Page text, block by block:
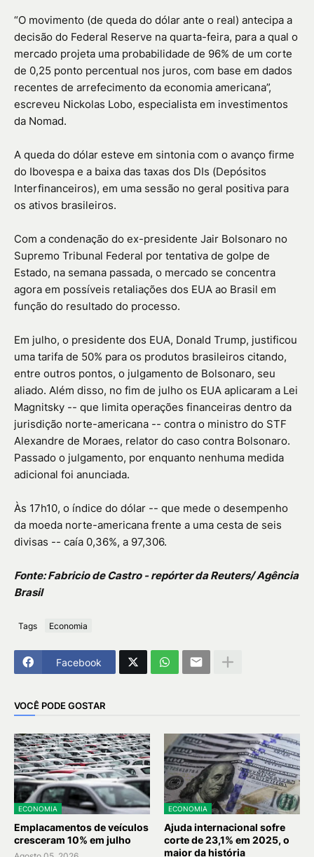
“O movimento (de queda do dólar ante o real) antecipa a
decisão do Federal Reserve na quarta-feira, para a qual o
mercado projeta uma probabilidade de 96% de um corte
de 0,25 ponto percentual nos juros, com base em dados
recentes de arrefecimento da economia americana”,
escreveu Nickolas Lobo, especialista em investimentos
da Nomad.
A queda do dólar esteve em sintonia com o avanço firme
do Ibovespa e a baixa das taxas dos DIs (Depósitos
Interfinanceiros), em uma sessão no geral positiva para
os ativos brasileiros.
Com a condenação do ex-presidente Jair Bolsonaro no
Supremo Tribunal Federal por tentativa de golpe de
Estado, na semana passada, o mercado se concentra
agora em possíveis retaliações dos EUA ao Brasil em
função do resultado do processo.
Em julho, o presidente dos EUA, Donald Trump, justificou
uma tarifa de 50% para os produtos brasileiros citando,
entre outros pontos, o julgamento de Bolsonaro, seu
aliado. Além disso, no fim de julho os EUA aplicaram a Lei
Magnitsky -- que limita operações financeiras dentro da
jurisdição norte-americana -- contra o ministro do STF
Alexandre de Moraes, relator do caso contra Bolsonaro.
Passado o julgamento, por enquanto nenhuma medida
adicional foi anunciada.
Às 17h10, o índice do dólar -- que mede o desempenho
da moeda norte-americana frente a uma cesta de seis
divisas -- caía 0,36%, a 97,306.
Fonte: Fabricio de Castro - repórter da Reuters/ Agência
Brasil
Tags Economia
Facebook
VOCÊ PODE GOSTAR
ECONOMIA
Emplacamentos de veículos
cresceram 10% em julho
ECONOMIA
Ajuda internacional sofre
corte de 23,1% em 2025, o
maior da história